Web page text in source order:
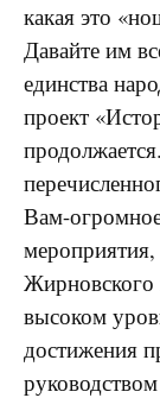
какая это
Давайте им
единства
проект
Вам-
Жирновского
высоком
достижения